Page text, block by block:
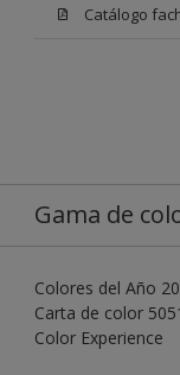
Catálogo
Gama de
Colores del Año
Carta de color
Color Experience